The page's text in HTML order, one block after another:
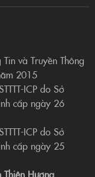
và Truyền Thông
2015
ICP do Sở
cấp ngày 26
ICP do Sở
cấp ngày 25
Hương